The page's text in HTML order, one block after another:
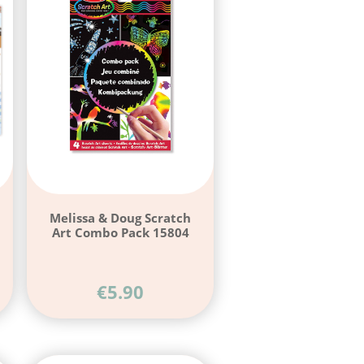
Melissa & Doug Scratch
Art Combo Pack 15804
€5.90